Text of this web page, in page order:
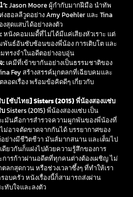
ำ:Jason Moore ผู้กำกับมากฝีมือ นำทัพ
ฮอลลีวูดอย่าง Amy Poehler และ Tina
สุดแสบได้อย่างลงตัว
หนังคอมเมดี้ที่ไม่ได้มีแค่เสียงหัวเราะ แต่
พันธ์อันซับซ้อนของพี่น้อง การเติบโต และ
ทรงจำในอดีตอย่างอบอุ่น
: เคมีที่เข้าขากันอย่างเป็นธรรมชาติของ
Fey สร้างสรรค์มุกตลกที่เฉียบคมและ
อดเรื่อง พร้อมข้อคิดดีๆ เกี่ยวกับ
บ [ซับไทย] Sisters (2015) พี่น้องสองแซ่บ
Sisters (2015) พี่น้องสองแซ่บ เป็น
มันคือการสำรวจความผูกพันของพี่น้องที่
ม่อาจตัดขาดจากกันได้ บรรยากาศของ
อย่างมีชีวิตชีวา มันส์มากสนาน และเต็มไป
ยวกันก็แฝงไปด้วยความรู้สึกของการ
การก้าวผ่านอดีตที่ทุกคนต่างต้องเผชิญ ไม่
ตลกสุดกวน หรือช่วงเวลาซึ้งๆ ที่ทำให้เรา
บครัว หนังเรื่องนี้ก็สามารถส่งผ่าน
ทับใจและลงตัว